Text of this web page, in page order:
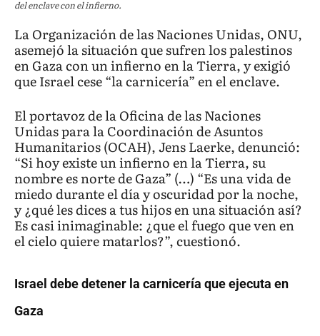
del enclave con el infierno.
La Organización de las Naciones Unidas, ONU,
asemejó la situación que sufren los palestinos
en Gaza con un infierno en la Tierra, y exigió
que Israel cese “la carnicería” en el enclave.
El portavoz de la Oficina de las Naciones
Unidas para la Coordinación de Asuntos
Humanitarios (OCAH), Jens Laerke, denunció:
“Si hoy existe un infierno en la Tierra, su
nombre es norte de Gaza” (…) “Es una vida de
miedo durante el día y oscuridad por la noche,
y ¿qué les dices a tus hijos en una situación así?
Es casi inimaginable: ¿que el fuego que ven en
el cielo quiere matarlos?”, cuestionó.
Israel debe detener la carnicería que ejecuta en
Gaza